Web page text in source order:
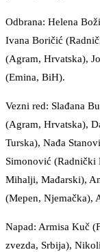
Odbrana: Helena
Ivana Boričić
(Agram, Hrvatska),
(Emina, BiH).
Vezni red: Slađana
(Agram, Hrvatska),
Turska), Nađa
Simonović (Radnički
Mihalji, Mađarski),
(Mepen, Njemačka),
Napad: Armisa Kuč
zvezda, Srbija),